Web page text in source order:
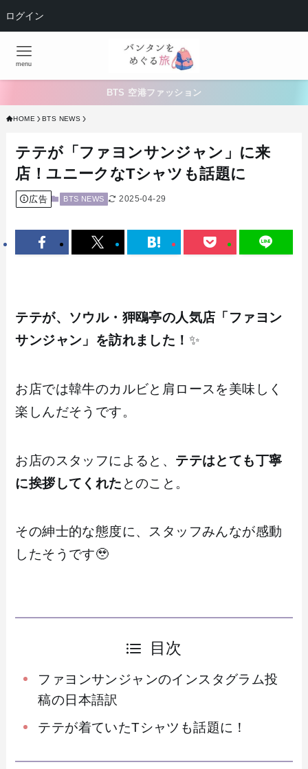
ログイン
menu
BTS 空港ファッション
HOME BTS NEWS
テテが「ファヨンサンジャン」に来
店！ユニークなTシャツも話題に
広告 BTS NEWS 2025-04-29
テテが、ソウル・狎鴎亭の人気店「ファヨン
サンジャン」を訪れました！ ✨
お店では韓牛のカルビと肩ロースを美味しく
楽しんだそうです。
お店のスタッフによると、 テテはとても丁寧
に挨拶してくれた とのこと。
その紳士的な態度に、スタッフみんなが感動
したそうです🥹
目次
ファヨンサンジャンのインスタグラム投
稿の日本語訳
テテが着ていたTシャツも話題に！